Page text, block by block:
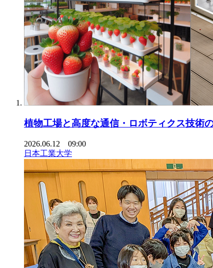
植物工場と高度な通信・ロボティクス技術
2026.06.12 09:00
日本工業大学